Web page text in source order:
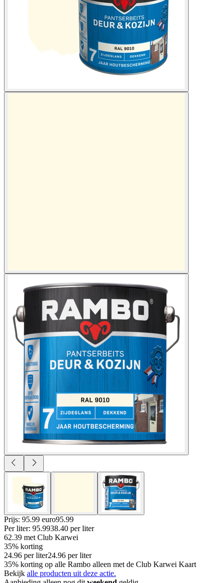
Prijs: 95.99 euro95.99
Per liter: 95.9938.40 per liter
62.39 met Club Karwei
35% korting
24.96 per liter24.96 per liter
35% korting op alle Rambo alleen met de Club Karwei Kaart
Bekijk alle producten uit deze actie.